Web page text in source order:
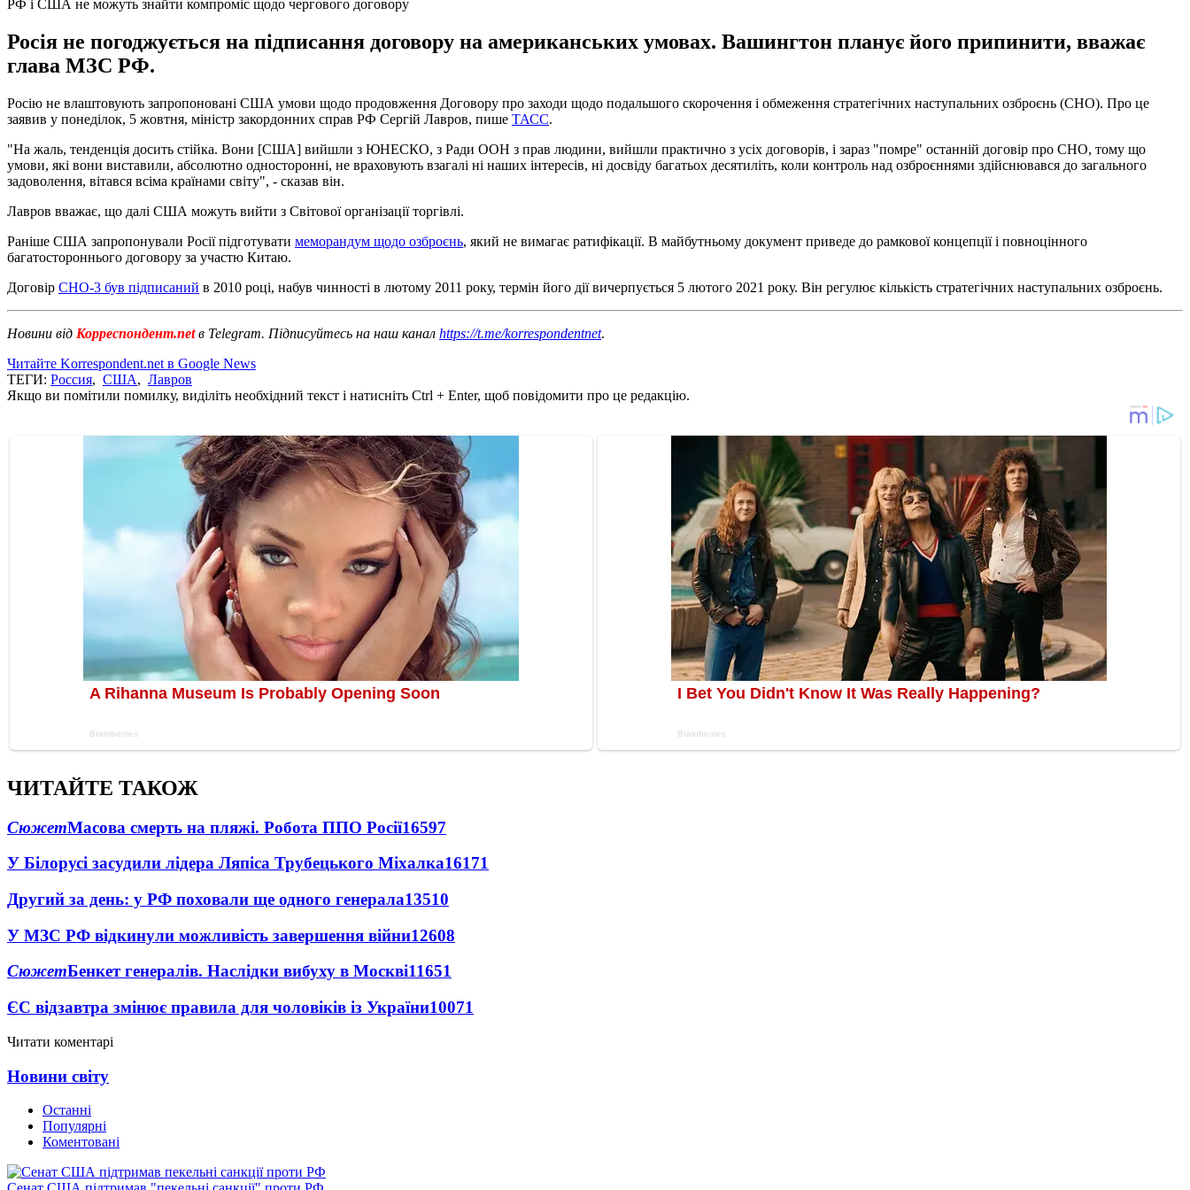
РФ і США не можуть знайти компроміс щодо чергового договору
Росія не погоджується на підписання договору на американських умовах. Вашингтон планує його припинити, вважає
глава МЗС РФ.
Росію не влаштовують запропоновані США умови щодо продовження Договору про заходи щодо подальшого скорочення і обмеження стратегічних наступальних озброєнь (СНО). Про це
заявив у понеділок, 5 жовтня, міністр закордонних справ РФ Сергій Лавров, пише ТАСС.
"На жаль, тенденція досить стійка. Вони [США] вийшли з ЮНЕСКО, з Ради ООН з прав людини, вийшли практично з усіх договорів, і зараз "помре" останній договір про СНО, тому що
умови, які вони виставили, абсолютно односторонні, не враховують взагалі ні наших інтересів, ні досвіду багатьох десятиліть, коли контроль над озброєннями здійснювався до загального
задоволення, вітався всіма країнами світу", - сказав він.
Лавров вважає, що далі США можуть вийти з Світової організації торгівлі.
Раніше США запропонували Росії підготувати меморандум щодо озброєнь, який не вимагає ратифікації. В майбутньому документ приведе до рамкової концепції і повноцінного
багатостороннього договору за участю Китаю.
Договір СНО-3 був підписаний в 2010 році, набув чинності в лютому 2011 року, термін його дії вичерпується 5 лютого 2021 року. Він регулює кількість стратегічних наступальних озброєнь.
Новини від Корреспондент.netв Telegram. Підписуйтесь на наш канал https://t.me/korrespondentnet.
Читайте Korrespondent.net в Google News
ТЕГИ: Россия, США, Лавров
Якщо ви помітили помилку, виділіть необхідний текст і натисніть Ctrl + Enter, щоб повідомити про це редакцію.
ЧИТАЙТЕ ТАКОЖ
СюжетМасова смерть на пляжі. Робота ППО Росії16597
У Білорусі засудили лідера Ляпіса Трубецького Міхалка16171
Другий за день: у РФ поховали ще одного генерала13510
У МЗС РФ відкинули можливість завершення війни12608
СюжетБенкет генералів. Наслідки вибуху в Москві11651
ЄС відзавтра змінює правила для чоловіків із України10071
Читати коментарі
Новини світу
Останні
Популярні
Коментовані